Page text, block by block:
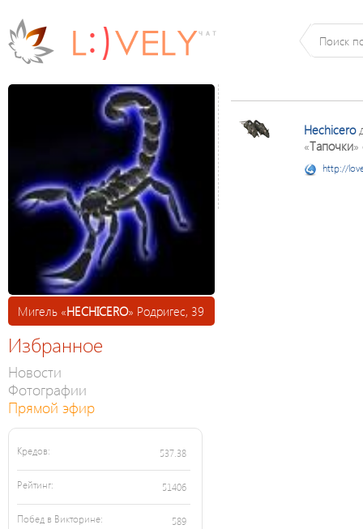
Мигель «HECHICERO» Родригес, 39
Избранное
Новости
Фотографии
Прямой эфир
Кредов: 537.38
Рейтинг: 51406
Побед в Викторине: 589
Hechicero
«Тапочки»
http://